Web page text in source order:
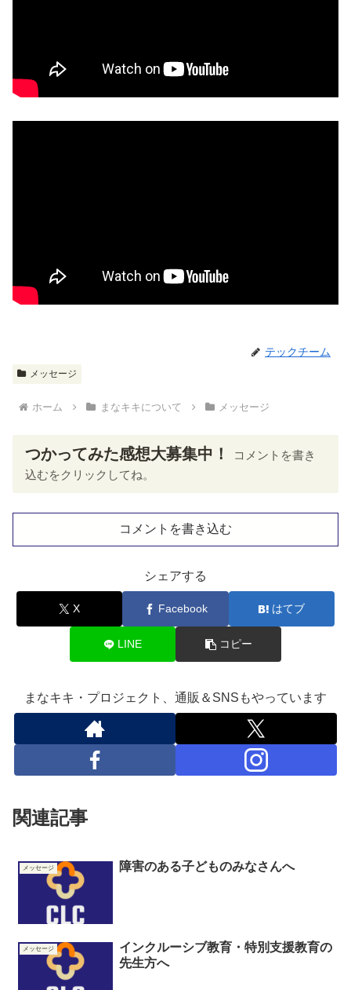
テックチーム
メッセージ
ホーム まなキキについて メッセージ
つかってみた感想大募集中！
コメントを書き
込むをクリックしてね。
コメントを書き込む
シェアする
X Facebook はてブ
LINE コピー
まなキキ・プロジェクト、通販＆SNSもやっています
関連記事
メッセージ 障害のある子どものみなさんへ
メッセージ
インクルーシブ教育・特別支援教育の
先生方へ